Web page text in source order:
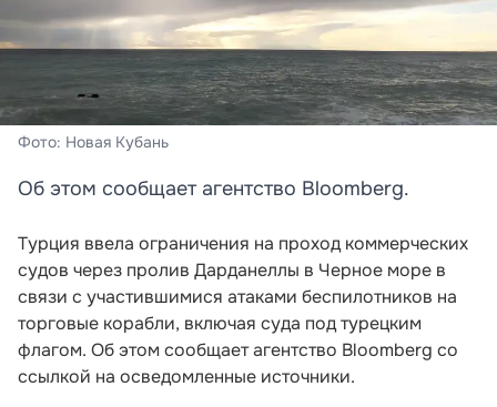
Фото: Новая Кубань
Об этом сообщает агентство Bloomberg.
Турция ввела ограничения на проход коммерческих
судов через пролив Дарданеллы в Черное море в
связи с участившимися атаками беспилотников на
торговые корабли, включая суда под турецким
флагом. Об этом сообщает агентство Bloomberg со
ссылкой на осведомленные источники.